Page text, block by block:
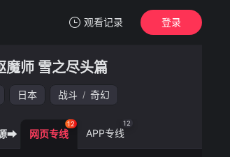
观看记录
记录
第12集
雪之尽头篇
登录
魔师 雪之尽头篇
日本 战斗 / 奇幻
➡ 网页专线
12
APP专线
12